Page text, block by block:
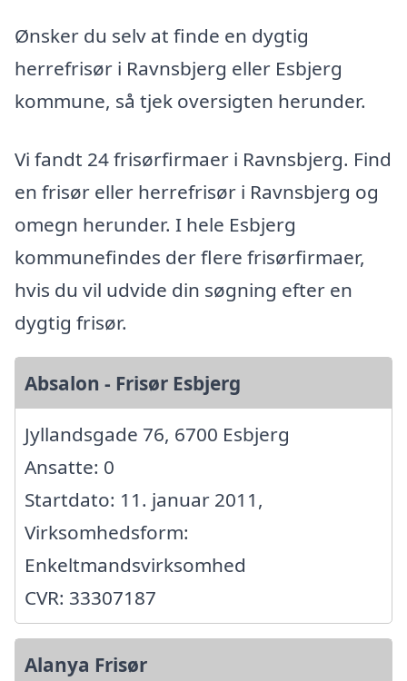
Ønsker du selv at finde en dygtig
herrefrisør i Ravnsbjerg eller Esbjerg
kommune, så tjek oversigten herunder.
Vi fandt 24 frisørfirmaer i Ravnsbjerg. Find
en frisør eller herrefrisør i Ravnsbjerg og
omegn herunder. I hele Esbjerg
kommunefindes der flere frisørfirmaer,
hvis du vil udvide din søgning efter en
dygtig frisør.
Absalon - Frisør Esbjerg
Jyllandsgade 76, 6700 Esbjerg
Ansatte: 0
Startdato: 11. januar 2011,
Virksomhedsform:
Enkeltmandsvirksomhed
CVR: 33307187
Alanya Frisør